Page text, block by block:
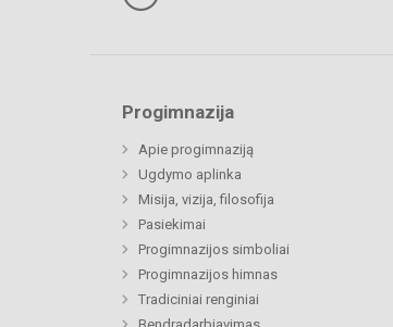
Progimnazija
Apie progimnaziją
Ugdymo aplinka
Misija, vizija, filosofija
Pasiekimai
Progimnazijos simboliai
Progimnazijos himnas
Tradiciniai renginiai